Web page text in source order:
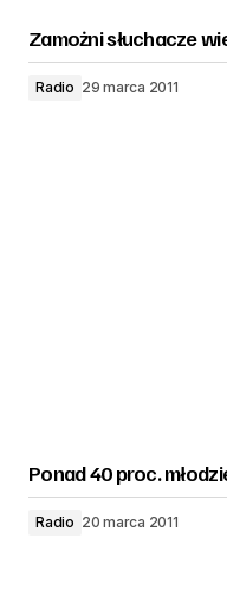
Zamożni słuchacze
Radio 29 marca 2011
Ponad 40 proc.
Radio 20 marca 2011